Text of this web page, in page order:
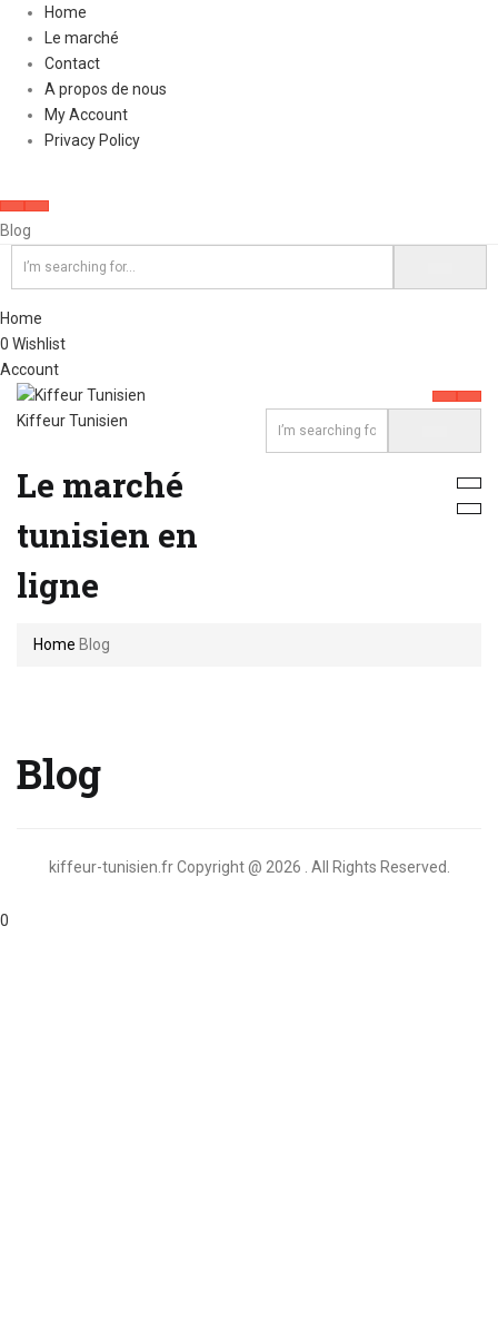
Home
Le marché
Contact
A propos de nous
My Account
Privacy Policy
Blog
Home
0 Wishlist
Account
Kiffeur Tunisien
Le marché
tunisien en
ligne
Home Blog
Blog
kiffeur-tunisien.fr Copyright @ 2026 . All Rights Reserved.
0